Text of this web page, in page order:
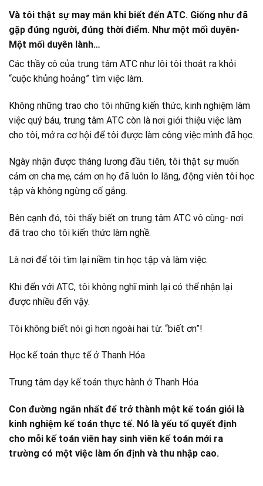
Và tôi thật sự may mắn khi biết đến ATC. Giống như đã
gặp đúng người, đúng thời điểm. Như một mối duyên-
Một mối duyên lành…
Các thầy cô của trung tâm ATC như lôi tôi thoát ra khỏi
“cuộc khủng hoảng” tìm việc làm.
Không những trao cho tôi những kiến thức, kinh nghiệm làm
việc quý báu, trung tâm ATC còn là nơi giới thiệu việc làm
cho tôi, mở ra cơ hội để tôi được làm công việc mình đã học.
Ngày nhận được tháng lương đầu tiên, tôi thật sự muốn
cảm ơn cha mẹ, cảm ơn họ đã luôn lo lắng, động viên tôi học
tập và không ngừng cố gắng.
Bên cạnh đó, tôi thấy biết ơn trung tâm ATC vô cùng- nơi
đã trao cho tôi kiến thức làm nghề.
Là nơi để tôi tìm lại niềm tin học tập và làm việc.
Khi đến với ATC, tôi không nghĩ mình lại có thể nhận lại
được nhiều đến vậy.
Tôi không biết nói gì hơn ngoài hai từ: “biết ơn”!
Học kế toán thực tế ở Thanh Hóa
Trung tâm dạy kế toán thực hành ở Thanh Hóa
Con đường ngắn nhất để trở thành một kế toán giỏi là
kinh nghiệm kế toán thực tế. Nó là yếu tố quyết định
cho mỗi kế toán viên hay sinh viên kế toán mới ra
trường có một việc làm ổn định và thu nhập cao.